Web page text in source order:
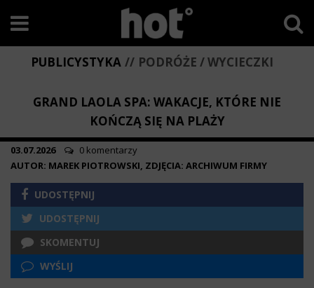
PUBLICYSTYKA PODRÓŻE / WYCIECZKI
GRAND LAOLA SPA: WAKACJE, KTÓRE NIE
KOŃCZĄ SIĘ NA PLAŻY
03.07.2026
0 komentarzy
AUTOR: MAREK PIOTROWSKI, ZDJĘCIA: ARCHIWUM FIRMY
UDOSTĘPNIJ
UDOSTĘPNIJ
SKOMENTUJ
WYŚLIJ